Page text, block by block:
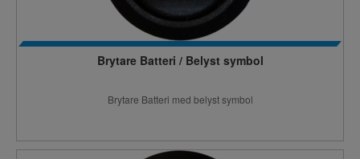
Brytare Batteri / Belyst symbol
Brytare Batteri med belyst symbol